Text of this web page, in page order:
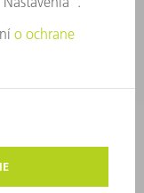
ČINNOSTI
ZNÁMKA
SÚKROMIA